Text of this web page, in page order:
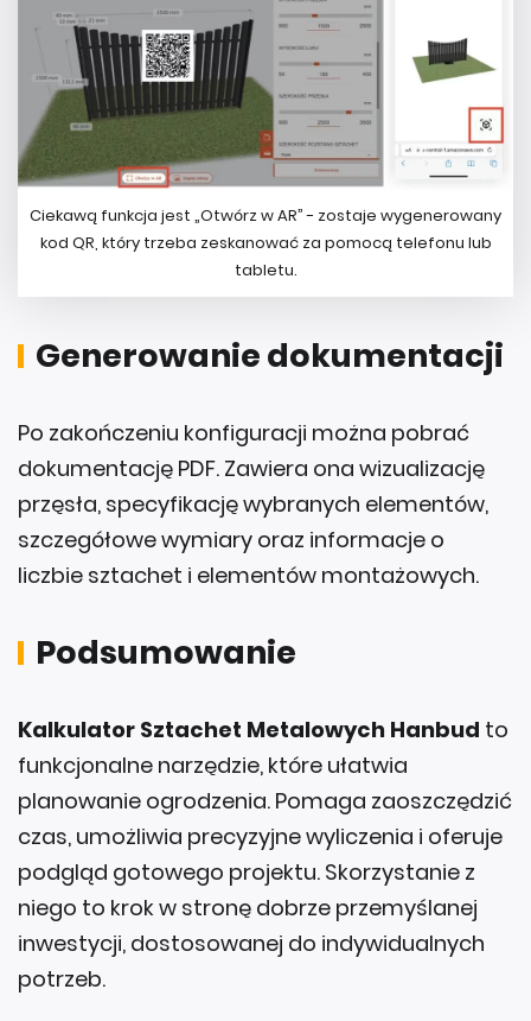
Ciekawą funkcja jest „Otwórz w AR” - zostaje wygenerowany
kod QR, który trzeba zeskanować za pomocą telefonu lub
tabletu.
Generowanie dokumentacji
Po zakończeniu konfiguracji można pobrać
dokumentację PDF. Zawiera ona wizualizację
przęsła, specyfikację wybranych elementów,
szczegółowe wymiary oraz informacje o
liczbie sztachet i elementów montażowych.
Podsumowanie
Kalkulator Sztachet Metalowych Hanbud to
funkcjonalne narzędzie, które ułatwia
planowanie ogrodzenia. Pomaga zaoszczędzić
czas, umożliwia precyzyjne wyliczenia i oferuje
podgląd gotowego projektu. Skorzystanie z
niego to krok w stronę dobrze przemyślanej
inwestycji, dostosowanej do indywidualnych
potrzeb.